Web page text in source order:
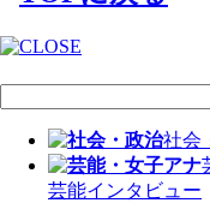
社会
芸能インタビュー